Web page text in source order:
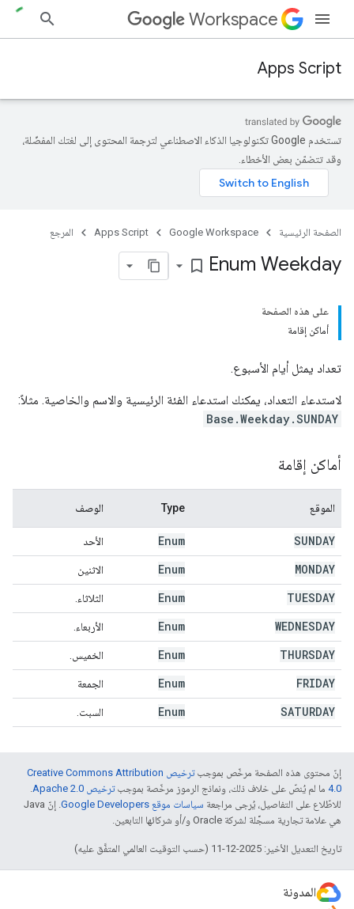
Workspace
Apps Script
تستخدم Google تكنولوجيا الذكاء الاصطناعي لترجمة المحتوى إلى لغتك المفضّلة،
وقد تتضمّن بعض الأخطاء.
الصفحة الرئيسية Google Workspace
Apps Script المرجع
Enum Weekday
bookmark_border
على هذه الصفحة
أماكن إقامة
تعداد يمثل أيام الأسبوع.
لاستدعاء التعداد، يمكنك استدعاء الفئة الرئيسية والاسم والخاصية. مثلاً:
Base.Weekday.SUNDAY
أماكن إقامة
الموقع Type الوصف
SUNDAY
Enum الأحد
MONDAY
Enum الاثنين
TUESDAY
Enum الثلاثاء.
WEDNESDAY
Enum الأربعاء.
THURSDAY
Enum الخميس.
FRIDAY
Enum الجمعة
SATURDAY
Enum السبت.
إنّ محتوى هذه الصفحة مرخّص بموجب
ترخيص Creative Commons Attribution
4.0‏ ما لم يُنصّ على خلاف ذلك، ونماذج الرموز مرخّصة بموجبترخيص Apache 2.0‏
.
للاطّلاع على التفاصيل، يُرجى مراجعة سياسات موقع Google Developers‏
. إنّ Java
هي علامة تجارية مسجَّلة لشركة Oracle و/أو شركائها التابعين.
تاريخ التعديل الأخير: 2025-12-11 (حسب التوقيت العالمي المتفَّق عليه)
المدونة